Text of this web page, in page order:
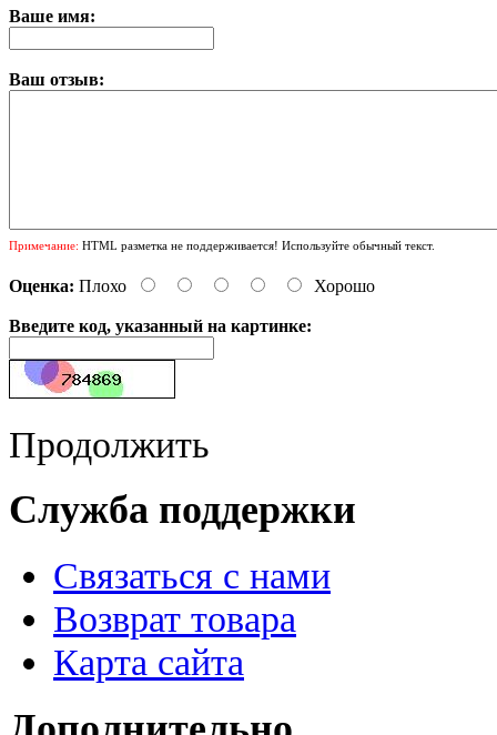
Ваше имя:
Ваш отзыв:
Примечание: HTML разметка не поддерживается! Используйте обычный текст.
Оценка: Плохо Хорошо
Введите код, указанный на картинке:
Продолжить
Служба поддержки
Связаться с нами
Возврат товара
Карта сайта